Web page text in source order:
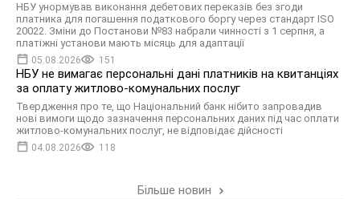
НБУ унормував виконання дебетових переказів без згоди
платника для погашення податкового боргу через стандарт ISO
20022. Зміни до Постанови №83 набрали чинності з 1 серпня, а
платіжні установи мають місяць для адаптації
05.08.2026 151
НБУ не вимагає персональні дані платників на квитанціях
за оплату житлово-комунальних послуг
Твердження про те, що Національний банк нібито запровадив
нові вимоги щодо зазначення персональних даних під час оплати
житлово-комунальних послуг, не відповідає дійсності
04.08.2026 118
Більше новин